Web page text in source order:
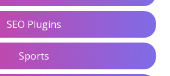
SEO Plugins
Sports